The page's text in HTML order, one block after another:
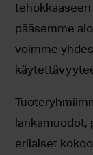
pääsemme
voimme
erilaiset